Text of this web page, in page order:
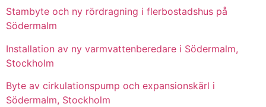
Stambyte och ny rördragning i flerbostadshus på
Södermalm
Installation av ny varmvattenberedare i Södermalm,
Stockholm
Byte av cirkulationspump och expansionskärl i
Södermalm, Stockholm